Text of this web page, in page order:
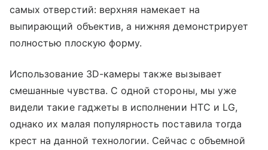
самых отверстий: верхняя намекает на
выпирающий объектив, а нижняя демонстрирует
полностью плоскую форму.
Использование 3D-камеры также вызывает
смешанные чувства. С одной стороны, мы уже
видели такие гаджеты в исполнении HTC и LG,
однако их малая популярность поставила тогда
крест на данной технологии. Сейчас с объемной